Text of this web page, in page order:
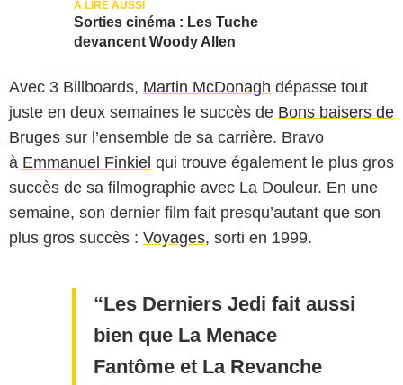
Sorties cinéma : Les Tuche
devancent Woody Allen
Avec 3 Billboards, Martin McDonagh dépasse tout
juste en deux semaines le succès de Bons baisers de
Bruges sur l’ensemble de sa carrière. Bravo
à Emmanuel Finkiel qui trouve également le plus gros
succès de sa filmographie avec La Douleur. En une
semaine, son dernier film fait presqu’autant que son
plus gros succès : Voyages, sorti en 1999.
Les Derniers Jedi fait aussi
bien que La Menace
Fantôme et La Revanche